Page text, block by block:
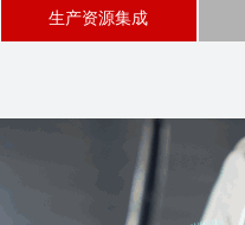
生产资源集成